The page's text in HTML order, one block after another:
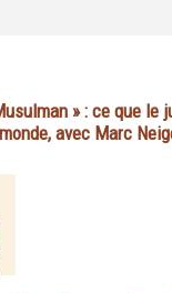
» : ce que le
avec Marc